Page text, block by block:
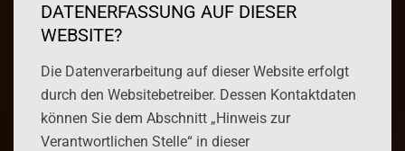
DATENERFASSUNG AUF DIESER
WEBSITE?
Die Datenverarbeitung auf dieser Website erfolgt
durch den Websitebetreiber. Dessen Kontaktdaten
können Sie dem Abschnitt „Hinweis zur
Verantwortlichen Stelle“ in dieser